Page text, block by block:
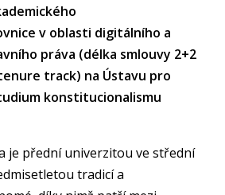
v oblasti digitálního a
práva (délka smlouvy 2+2
track) na Ústavu pro
konstitucionalismu
je přední univerzitou ve střední
tradicí a